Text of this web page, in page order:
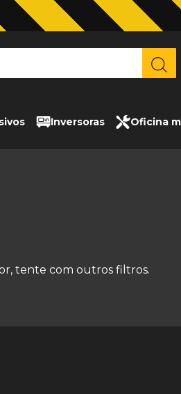
Inversoras Oficina
tente com outros filtros.